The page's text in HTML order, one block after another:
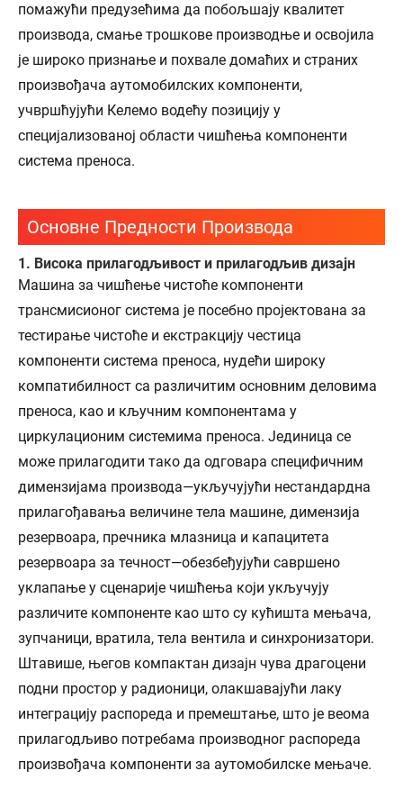
помажући предузећима да побољшају квалитет
производа, смање трошкове производње и освојила
је широко признање и похвале домаћих и страних
произвођача аутомобилских компоненти,
учвршћујући Келемо водећу позицију у
специјализованој области чишћења компоненти
система преноса.
Основне Предности Производа
1. Висока прилагодљивост и прилагодљив дизајн
Машина за чишћење чистоће компоненти
трансмисионог система је посебно пројектована за
тестирање чистоће и екстракцију честица
компоненти система преноса, нудећи широку
компатибилност са различитим основним деловима
преноса, као и кључним компонентама у
циркулационим системима преноса. Јединица се
може прилагодити тако да одговара специфичним
димензијама производа—укључујући нестандардна
прилагођавања величине тела машине, димензија
резервоара, пречника млазница и капацитета
резервоара за течност—обезбеђујући савршено
уклапање у сценарије чишћења који укључују
различите компоненте као што су кућишта мењача,
зупчаници, вратила, тела вентила и синхронизатори.
Штавише, његов компактан дизајн чува драгоцени
подни простор у радионици, олакшавајући лаку
интеграцију распореда и премештање, што је веома
прилагодљиво потребама производног распореда
произвођача компоненти за аутомобилске мењаче.